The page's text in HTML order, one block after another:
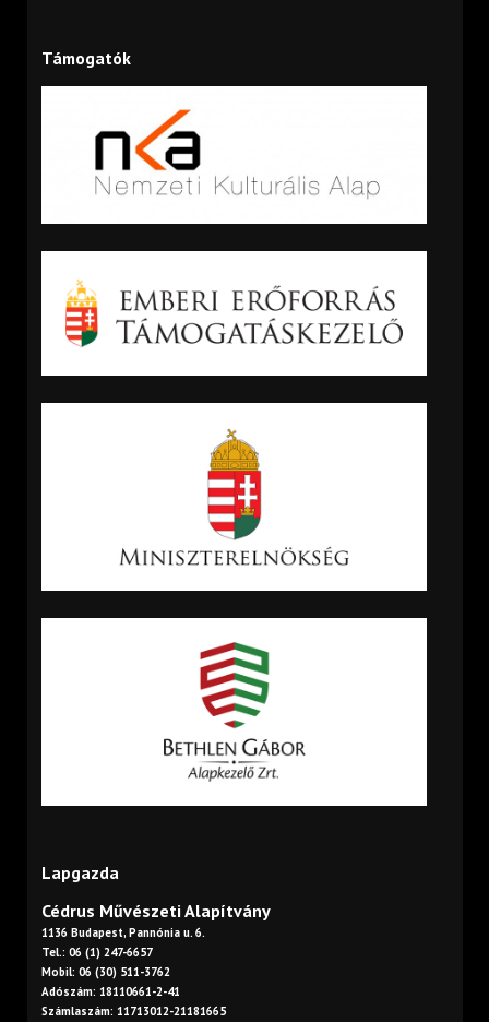
Támogatók
Lapgazda
Cédrus Művészeti Alapítvány
1136 Budapest, Pannónia u. 6.
Tel.: 06 (1) 247-6657
Mobil: 06 (30) 511-3762
Adószám: 18110661-2-41
Számlaszám: 11713012-21181665